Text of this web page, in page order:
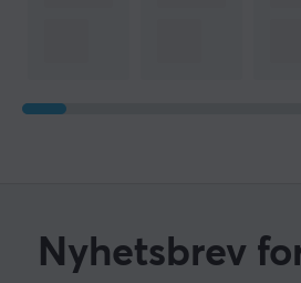
Nyhetsbrev